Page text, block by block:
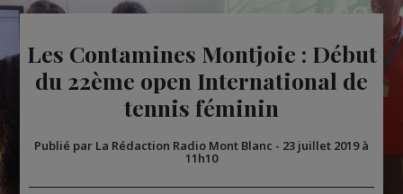
Les Contamines Montjoie : Début
du 22ème open International de
tennis féminin
Publié par La Rédaction Radio Mont Blanc - 23 juillet 2019 à
11h10